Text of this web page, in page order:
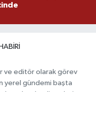
ve editör olarak görev
yerel gündemi başta
ve ulusal gelişmeleri
edindiği bilgilerle
etik ilkeler